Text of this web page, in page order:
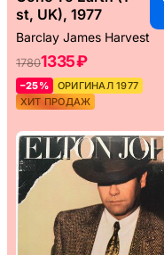
st, UK), 1977
Barclay James Harvest
17801335 ₽
–25%
ОРИГИНАЛ 1977
ХИТ ПРОДАЖ